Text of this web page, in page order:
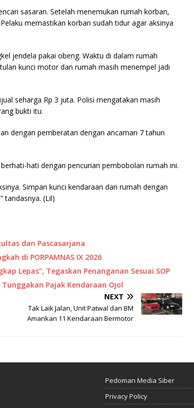
sasaran. Setelah menemukan rumah korban,
memastikan korban sudah tidur agar aksinya
jendela pakai obeng. Waktu di dalam rumah
kunci motor dan rumah masih menempel jadi
seharga Rp 3 juta. Polisi mengatakan masih
bukti itu.
dengan pemberatan dengan ancaman 7 tahun
hati dengan pencurian pembobolan rumah ini.
Simpan kunci kendaraan dan rumah dengan
tandasnya. (Lil)
dan Pascasarjana
di PORPAMNAS IX 2026
Lepas”, Tegaskan Penanganan Sesuai SOP
Tunggakan Pajak Kendaraan Ojol
NEXT
Tak Laik Jalan, Unit Patwal dan BM
Amankan 11 Kendaraan Bermotor
Pedoman Media Siber
Privacy Policy